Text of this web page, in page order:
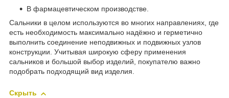
В фармацевтическом производстве.
Сальники в целом используются во многих направлениях, где
есть необходимость максимально надёжно и герметично
выполнить соединение неподвижных и подвижных узлов
конструкции. Учитывая широкую сферу применения
сальников и большой выбор изделий, покупателю важно
подобрать подходящий вид изделия.
Скрыть